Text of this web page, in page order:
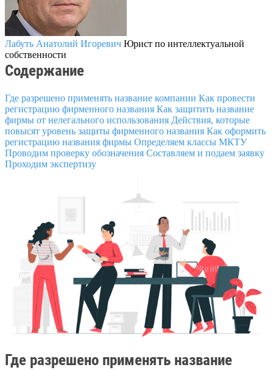
Лабуть Анатолий Игоревич Юрист по интеллектуальной
собственности
Содержание
Где разрешено применять название компании Как провести
регистрацию фирменного названия Как защитить название
фирмы от нелегального использования Действия, которые
повысят уровень защиты фирменного названия Как оформить
регистрацию названия фирмы Определяем классы МКТУ
Проводим проверку обозначения Составляем и подаем заявку
Проходим экспертизу
Где разрешено применять название